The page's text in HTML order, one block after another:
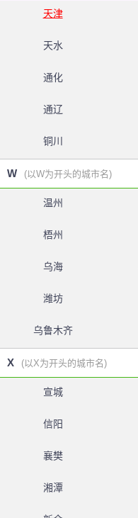
天津
天水
通化
通辽
铜川
W (以W为开头的城市名)
温州
梧州
乌海
潍坊
乌鲁木齐
X (以X为开头的城市名)
宣城
信阳
襄樊
湘潭